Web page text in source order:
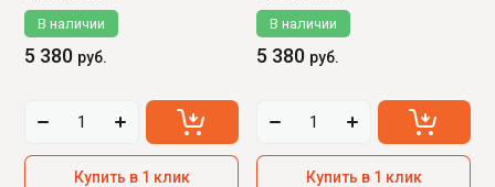
В наличии
5 380 руб.
Купить в 1 клик
В наличии
5 380 руб.
Купить в 1 клик